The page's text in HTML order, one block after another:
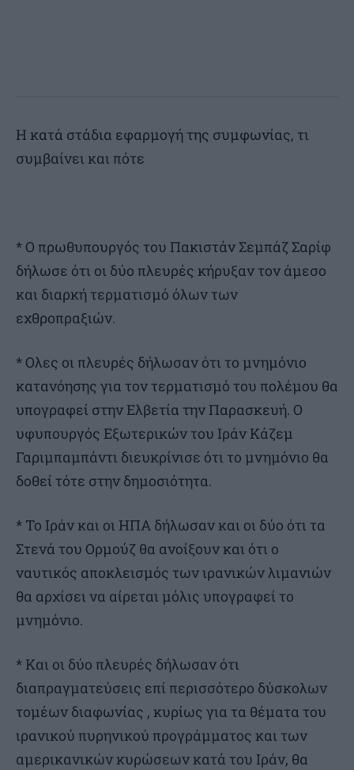
Η κατά στάδια εφαρμογή της συμφωνίας, τι
συμβαίνει και πότε
* Ο πρωθυπουργός του Πακιστάν Σεμπάζ Σαρίφ
δήλωσε ότι οι δύο πλευρές κήρυξαν τον άμεσο
και διαρκή τερματισμό όλων των
εχθροπραξιών.
* Ολες οι πλευρές δήλωσαν ότι το μνημόνιο
κατανόησης για τον τερματισμό του πολέμου θα
υπογραφεί στην Ελβετία την Παρασκευή. Ο
υφυπουργός Εξωτερικών του Ιράν Κάζεμ
Γαριμπαμπάντι διευκρίνισε ότι το μνημόνιο θα
δοθεί τότε στην δημοσιότητα.
* Το Ιράν και οι ΗΠΑ δήλωσαν και οι δύο ότι τα
Στενά του Ορμούζ θα ανοίξουν και ότι ο
ναυτικός αποκλεισμός των ιρανικών λιμανιών
θα αρχίσει να αίρεται μόλις υπογραφεί το
μνημόνιο.
* Και οι δύο πλευρές δήλωσαν ότι
διαπραγματεύσεις επί περισσότερο δύσκολων
τομέων διαφωνίας , κυρίως για τα θέματα του
ιρανικού πυρηνικού προγράμματος και των
αμερικανικών κυρώσεων κατά του Ιράν, θα